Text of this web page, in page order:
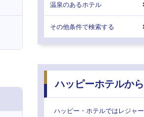
温泉のあるホテル
その他条件で検索する
ハッピーホテルから
ハッピー・ホテルではレジャー